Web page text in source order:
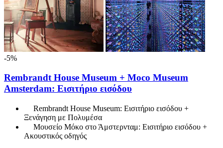
-5%
Rembrandt House Museum + Moco Museum
Amsterdam: Εισιτήριο εισόδου
Rembrandt House Museum: Εισιτήριο εισόδου +
Ξενάγηση με Πολυμέσα
Μουσείο Μόκο στο Άμστερνταμ: Εισιτήριο εισόδου +
Ακουστικός οδηγός